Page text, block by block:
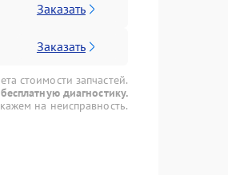
Заказать
Заказать
стоимости запчастей.
диагностику.
на неисправность.